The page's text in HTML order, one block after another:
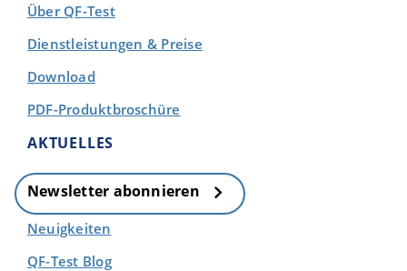
Über QF-Test
Dienstleistungen & Preise
Download
PDF-Produktbroschüre
AKTUELLES
Newsletter abonnieren
Neuigkeiten
QF-Test Blog